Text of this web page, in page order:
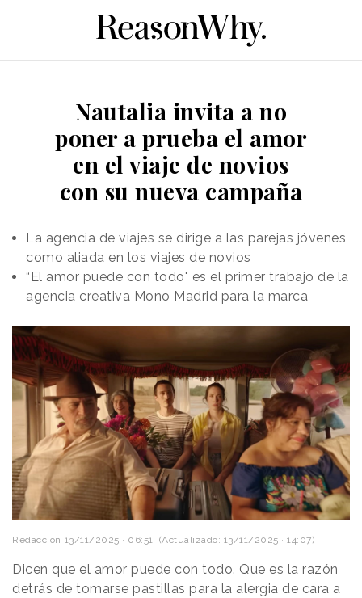
Nautalia invita a no
poner a prueba el amor
en el viaje de novios
con su nueva campaña
La agencia de viajes se dirige a las parejas jóvenes
como aliada en los viajes de novios
“El amor puede con todo" es el primer trabajo de la
agencia creativa Mono Madrid para la marca
Redacción 13/11/2025 · 06:51 (Actualizado: 13/11/2025 · 14:07)
Dicen que el amor puede con todo. Que es la razón
detrás de tomarse pastillas para la alergia de cara a